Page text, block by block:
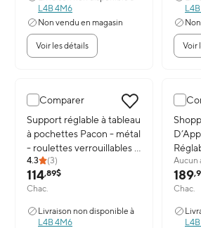
L4B 4M6
Non vendu en magasin
Voir les détails Voir
Comparer
Image du produit: Support réglable à
Support réglable à tableau
à pochettes Pacon - métal
- roulettes verrouillables -
réglable jusqu'à 78 po
4.3 (3)
114,89$
Chac.
Livraison non disponible à
L4B 4M6
Avec
Et
– Noir
Aucun
189
Chac.